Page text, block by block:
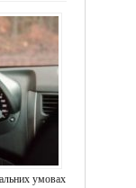
умовах